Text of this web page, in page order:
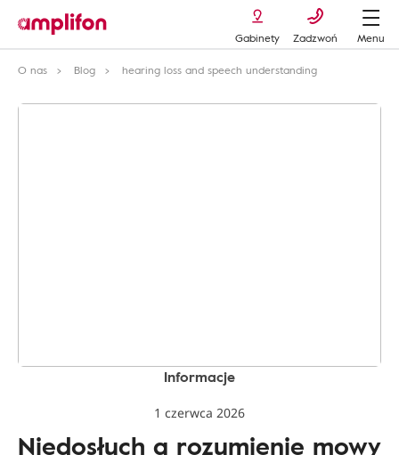
Gabinety Zadzwoń
Menu
O nas
Blog hearing loss and speech understanding
Informacje
1 czerwca 2026
Niedosłuch a rozumienie mowy